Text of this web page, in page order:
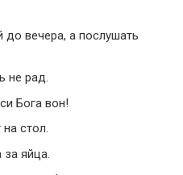
до вечера, а послушать
не рад.
Бога вон!
стол.
яйца.